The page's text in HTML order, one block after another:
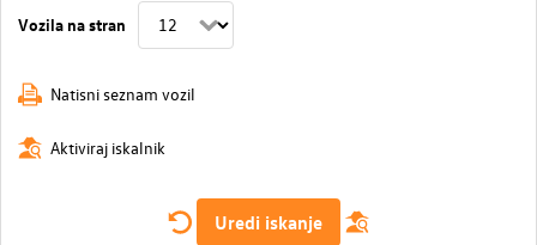
Vozila na stran
Natisni seznam vozil
Aktiviraj iskalnik
Uredi iskanje